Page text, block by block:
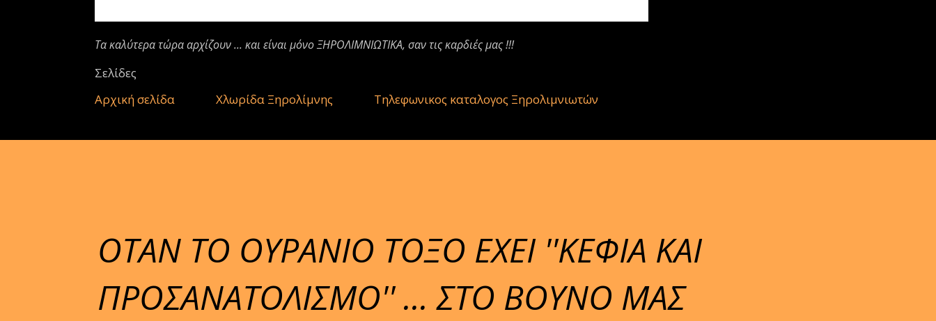
Τα καλύτερα τώρα αρχίζουν ... και είναι μόνο ΞΗΡΟΛΙΜΝΙΩΤΙΚΑ, σαν τις καρδιές μας !!!
Σελίδες
Αρχική σελίδα
Χλωρίδα Ξηρολίμνης Τηλεφωνικος καταλογος Ξηρολιμνιωτών
ΟΤΑΝ ΤΟ ΟΥΡΑΝΙΟ ΤΟΞΟ ΕΧΕΙ ''ΚΕΦΙΑ ΚΑΙ
ΠΡΟΣΑΝΑΤΟΛΙΣΜΟ'' ... ΣΤΟ ΒΟΥΝΟ ΜΑΣ